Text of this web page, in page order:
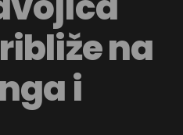
na
i